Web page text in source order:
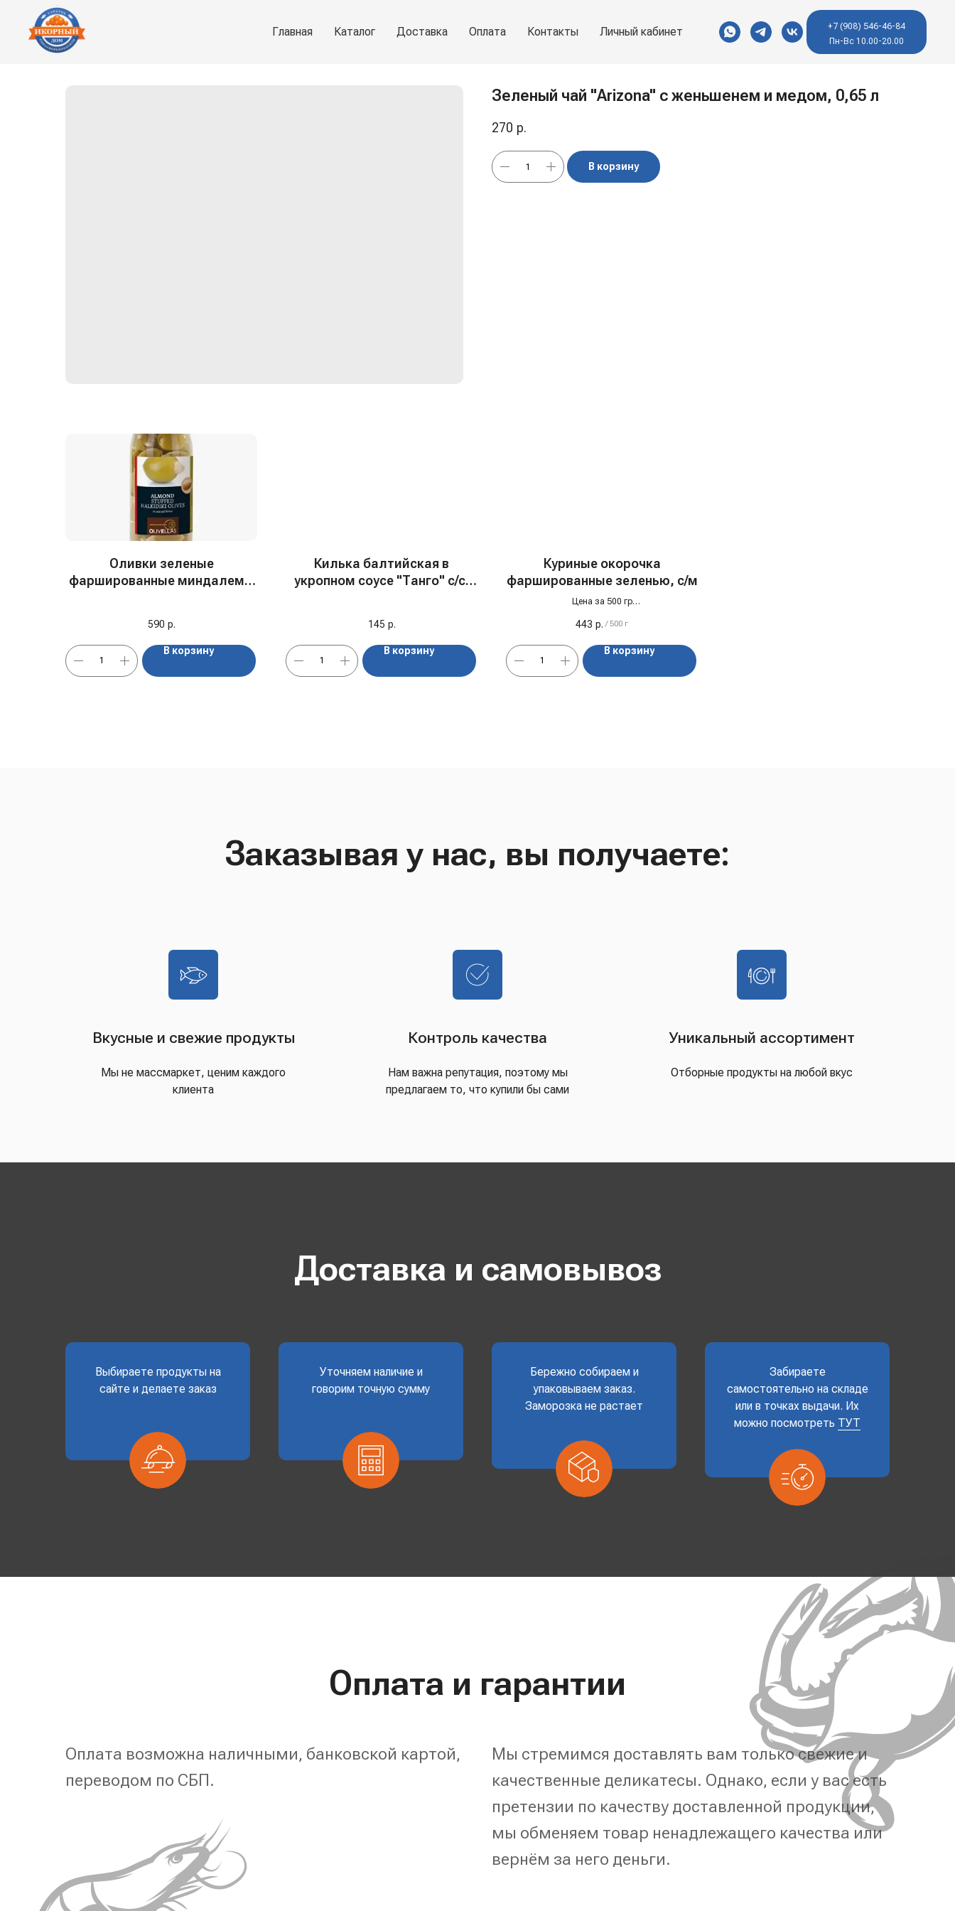
Главная Каталог Доставка Оплата Контакты Личный кабинет
+7 (908) 546-46-84
Пн-Вс 10.00-20.00
Зеленый чай "Arizona" с женьшенем и медом, 0,65 л
270 р.
В корзину
Оливки зеленые
фаршированные миндалем в
590 р.
В корзину
Килька балтийская в
укропном соусе "Танго" с/с,
145 р.
В корзину
Куриные окорочка
фаршированные зеленью, с/м
Цена за 500 гр
443 р. / 500 г
В корзину
Заказывая у нас, вы получаете:
Вкусные и свежие продукты
Мы не массмаркет, ценим каждого
клиента
Контроль качества
Нам важна репутация, поэтому мы
предлагаем то, что купили бы сами
Уникальный ассортимент
Отборные продукты на любой вкус
Доставка и самовывоз
Выбираете продукты на
сайте и делаете заказ
Уточняем наличие и
говорим точную сумму
Бережно собираем и
упаковываем заказ.
Заморозка не растает
Забираете
самостоятельно на складе
или в точках выдачи. Их
можно посмотреть ТУТ
Оплата и гарантии
Оплата возможна наличными, банковской картой,
переводом по СБП.
Мы стремимся доставлять вам только свежие и
качественные деликатесы. Однако, если у вас есть
претензии по качеству доставленной продукции,
мы обменяем товар ненадлежащего качества или
вернём за него деньги.